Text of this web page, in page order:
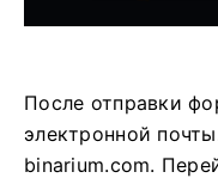
После отправки
электронной
binarium.com.